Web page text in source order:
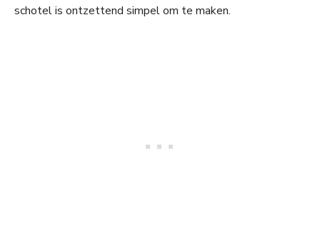
schotel is ontzettend simpel om te maken.